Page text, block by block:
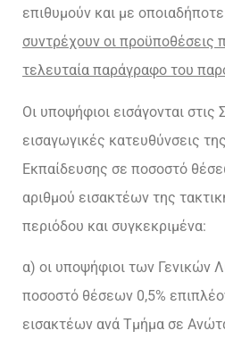
επιθυμούν και με
συντρέχουν οι προϋποθέσεις
τελευταία παράγραφο του
Οι υποψήφιοι εισάγονται
εισαγωγικές κατευθύνσεις
Εκπαίδευσης σε ποσοστό
αριθμού εισακτέων της
περιόδου και συγκεκριμένα:
α) οι υποψήφιοι των Γενικών
ποσοστό θέσεων 0,5%
εισακτέων ανά Τμήμα σε